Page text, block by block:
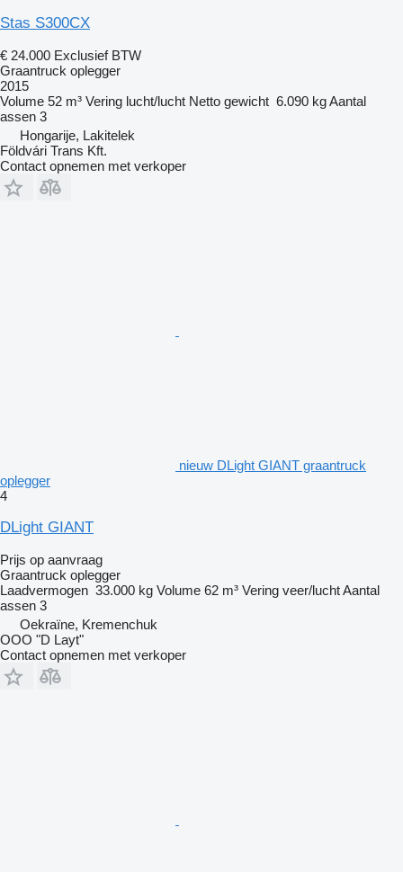
Stas S300CX
€ 24.000 Exclusief BTW
Graantruck oplegger
2015
Volume 52 m³ Vering lucht/lucht Netto gewicht 6.090 kgAantal
assen 3
Hongarije, Lakitelek
Földvári Trans Kft.
Contact opnemen met verkoper
nieuw DLight GIANT graantruck
oplegger
4
DLight GIANT
Prijs op aanvraag
Graantruck oplegger
Laadvermogen 33.000 kg Volume 62 m³ Vering veer/luchtAantal
assen 3
Oekraïne, Kremenchuk
OOO "D Layt"
Contact opnemen met verkoper